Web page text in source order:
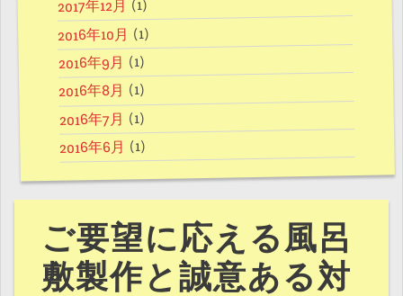
2017年12月 (1)
2016年10月 (1)
2016年9月 (1)
2016年8月 (1)
2016年7月 (1)
2016年6月 (1)
ご要望に応える風呂
敷製作と誠意ある対